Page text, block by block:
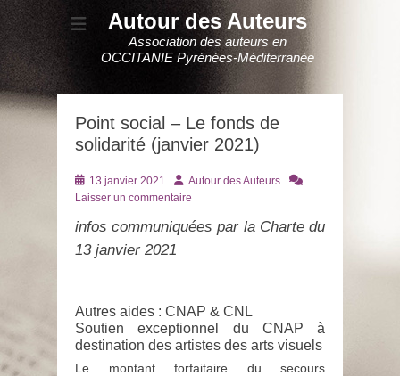
Autour des Auteurs
Association des auteurs en
OCCITANIE Pyrénées-Méditerranée
Point social – Le fonds de
solidarité (janvier 2021)
Posté
le
13 janvier 2021 AuteurAutour des Auteurs
Laisser un commentaire
infos communiquées par la Charte du
13 janvier 2021
Autres aides : CNAP & CNL
Soutien exceptionnel du CNAP à
destination des artistes des arts visuels
Le montant forfaitaire du secours